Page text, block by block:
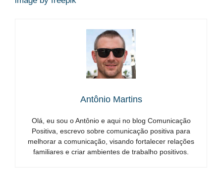
Antônio Martins
Olá, eu sou o Antônio e aqui no blog Comunicação
Positiva, escrevo sobre comunicação positiva para
melhorar a comunicação, visando fortalecer relações
familiares e criar ambientes de trabalho positivos.